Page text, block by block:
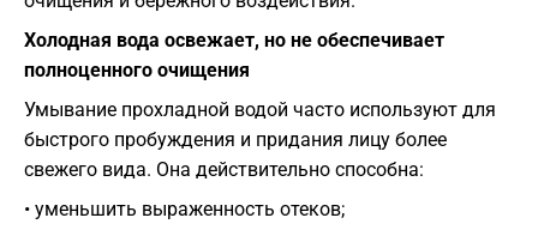
Холодная вода освежает, но не обеспечивает
полноценного очищения
Умывание прохладной водой часто используют для
быстрого пробуждения и придания лицу более
свежего вида. Она действительно способна:
• уменьшить выраженность отеков;